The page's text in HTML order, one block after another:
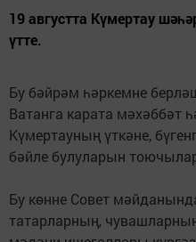
19 августта Күмертау
үтте.
Бу бәйрәм һәркемне
Ватанга карата мәхәббәт
Күмертауның үткәне,
бәйле булуларын
Бу көнне Совет
татарларның,